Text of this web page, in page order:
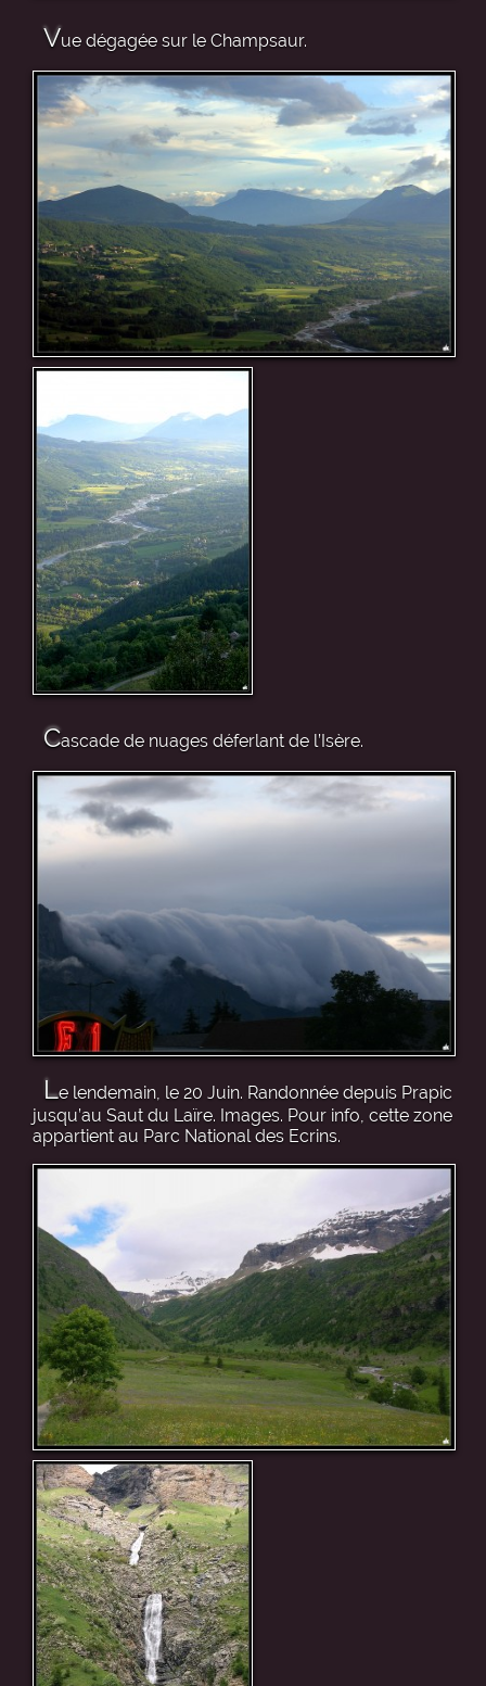
Vue dégagée sur le Champsaur.
Cascade de nuages déferlant de l’Isère.
Le lendemain, le 20 Juin. Randonnée depuis Prapic
jusqu’au Saut du Laïre. Images. Pour info, cette zone
appartient au Parc National des Ecrins.